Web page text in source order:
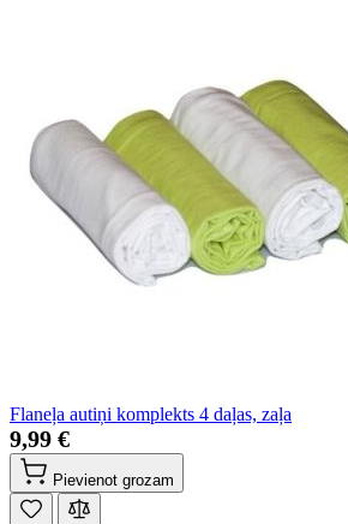
Flaneļa autiņi komplekts 4 daļas, zaļa
9,99 €
Pievienot grozam